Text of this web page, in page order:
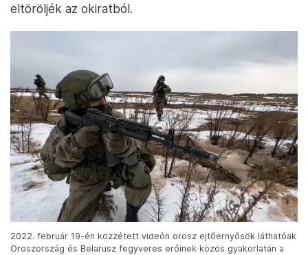
eltöröljék az okiratból.
2022. február 19-én közzétett videón orosz ejtőernyősök láthatóak
Oroszország és Belarusz fegyveres erőinek közös gyakorlatán a